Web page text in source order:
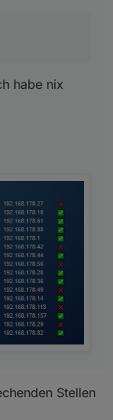
habe nix
Stellen